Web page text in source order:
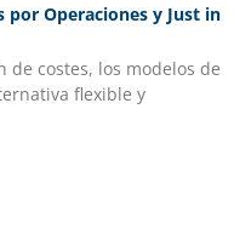
por Operaciones y Just in
de costes, los modelos de
flexible y